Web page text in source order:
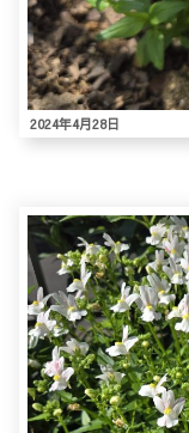
2024年4月28日